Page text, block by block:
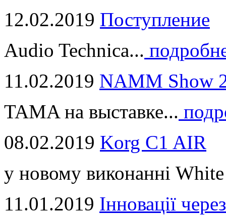
12.02.2019 Поступление
Audio Technica...
11.02.2019 NAMM Show
TAMA на выставке...
08.02.2019 Korg C1 AIR
у новому виконанні
11.01.2019 Інновації